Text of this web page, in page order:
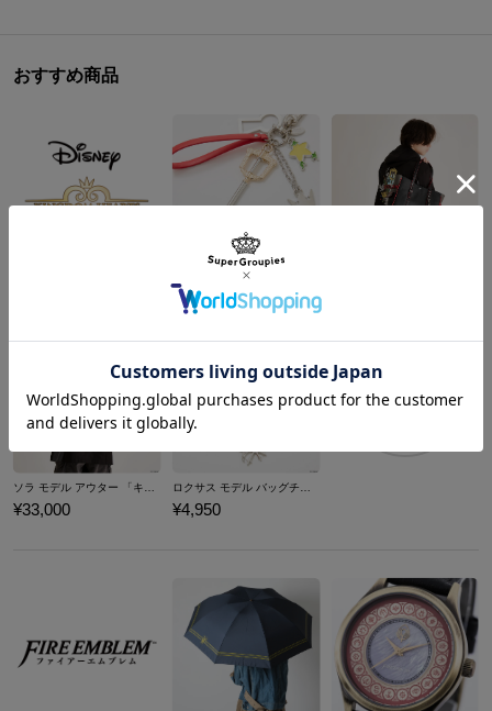
おすすめ商品
¥4,950
ソラ モデル アウター 「キングダム ハーツ」シリーズ
¥33,000
ロクサス モデル バッグチャーム 「キングダム ハーツ」シリーズ
¥4,950
もっと見る